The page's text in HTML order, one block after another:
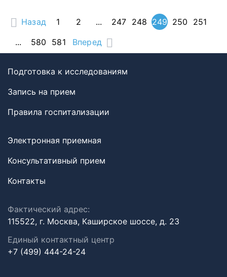
Назад 1 2 ... 247 248 249 250
251
...
580 581 Вперед
Подготовка к исследованиям
Запись на прием
Правила госпитализации
Электронная приемная
Консультативный прием
Контакты
Фактический адрес:
115522, г. Москва, Каширское шоссе, д. 23
Единый контактный центр
+7 (499) 444-24-24